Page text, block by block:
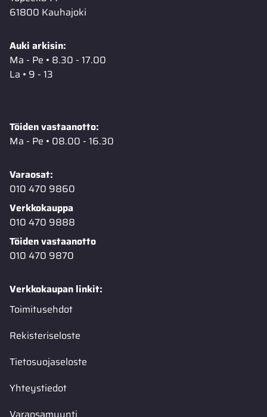
61800 Kauhajoki
Auki arkisin:
Ma - Pe • 8.30 - 17.00
La • 9 - 13
Töiden vastaanotto:
Ma - Pe • 08.00 - 16.30
Varaosat:
010 470 9860
Verkkokauppa
010 470 9888
Töiden vastaanotto
010 470 9870
Verkkokaupan linkit:
Toimitusehdot
Rekisteriseloste
Tietosuojaseloste
Yhteystiedot